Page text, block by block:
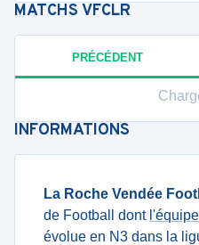
MATCHS VFCLR
PRÉCÉDENT
INFORMATIONS
La Roche Vendée
de Football dont
évolue en N3 dans la